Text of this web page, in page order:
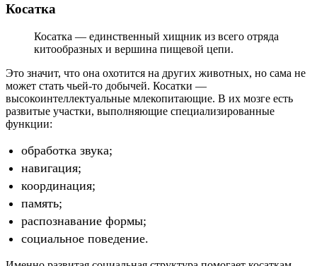
Косатка
Косатка — единственный хищник из всего отряда
китообразных и вершина пищевой цепи.
Это значит, что она охотится на других животных, но сама не
может стать чьей-то добычей. Косатки —
высокоинтеллектуальные млекопитающие. В их мозге есть
развитые участки, выполняющие специализированные
функции:
обработка звука;
навигация;
координация;
память;
распознавание формы;
социальное поведение.